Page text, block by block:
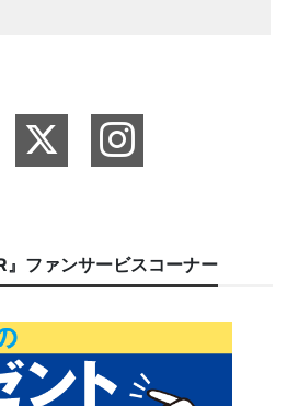
ファンサービスコーナー